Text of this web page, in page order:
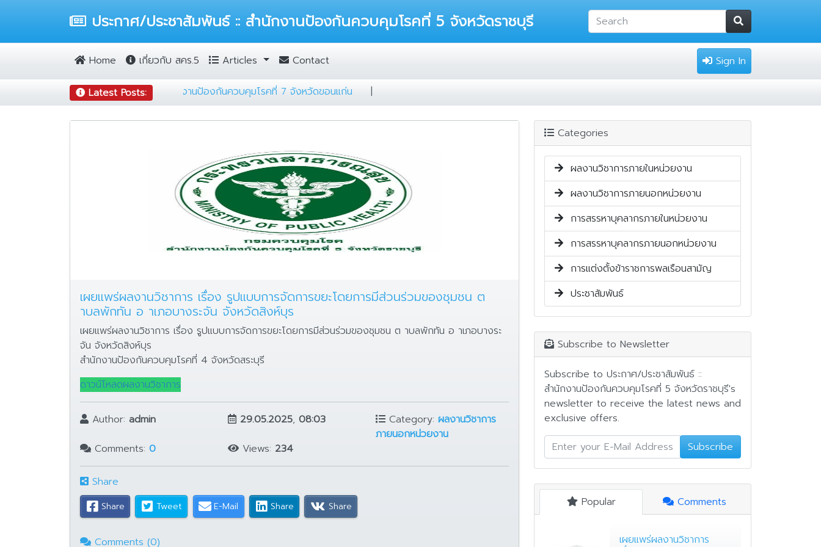
ประกาศ/ประชาสัมพันธ์ :: สำนักงานป้องกันควบคุมโรคที่ 5 จังหวัดราชบุรี
Home เกี่ยวกับ สคร.5 Articles Contact Sign In
Latest Posts:
จัดการตรวจสอบความถูกต้องของข้อมูลครุภัณฑ์ สำนักงานป้องกันควบคุมโรคที่ 7 จังหวัดขอนแก่น
เผยแพร่ผลงานวิชาการ เรื่อง รูปแบบการจัดการขยะโดยการมีส่วนร่วมของชุมชน ต
าบลพักทัน อ าเภอบางระจัน จังหวัดสิงห์บุร
เผยแพร่ผลงานวิชาการ เรื่อง รูปแบบการจัดการขยะโดยการมีส่วนร่วมของชุมชน ต าบลพักทัน อ าเภอบางระ
จัน จังหวัดสิงห์บุร
สำนักงานป้องกันควบคุมโรคที่ 4 จังหวัดสระบุรี
ดาวน์โหลดผลงานวิชาการ
Author: admin 29.05.2025, 08:03 Category: ผลงานวิชาการ
ภายนอกหน่วยงาน
Comments: 0 Views: 234
Share
Share Tweet E-Mail Share Share
Comments (0)
Categories
ผลงานวิชาการภายในหน่วยงาน
ผลงานวิชาการภายนอกหน่วยงาน
การสรรหาบุคลากรภายในหน่วยงาน
การสรรหาบุคลากรภายนอกหน่วยงาน
การแต่งตั้งข้าราชการพลเรือนสามัญ
ประชาสัมพันธ์
Subscribe to Newsletter
Subscribe to ประกาศ/ประชาสัมพันธ์ ::
สำนักงานป้องกันควบคุมโรคที่ 5 จังหวัดราชบุรี's
newsletter to receive the latest news and
exclusive offers.
Subscribe
Popular Comments
เผยแพร่ผลงานวิชาการ